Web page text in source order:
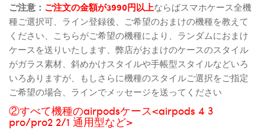
ご注意： ご注文の金額が3990円以上ならばスマホケース全機
種ご選択可、ライン登録後、ご希望のおまけの機種を教えて
ください、こちらがご希望の機種により、ランダムにおまけ
ケースを送りいたします、弊店がおまけのケースのスタイル
がガラス素材、斜めかけスタイルや手帳型スタイルなどいろ
いろありますが、もしさらに機種のスタイルご選択をご指定
ご希望の場合、ラインでメッセージを送ってください
②すべて機種のairpodsケース<airpods 4 3
pro/pro2 2/1 通用型など>